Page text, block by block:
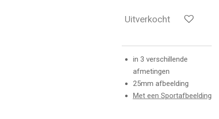
Uitverkocht
in 3 verschillende
afmetingen
25mm afbeelding
Met een Sportafbeelding